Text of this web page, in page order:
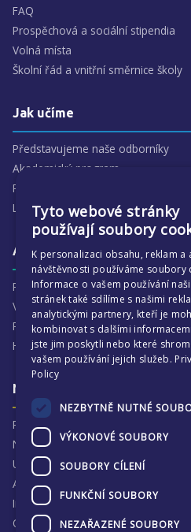
FAQ
Prospěchová a sociální stipendia
Volná místa
Školní řád a vnitřní směrnice školy
Jak učíme
Představujeme naše odborníky
Akademický program
Předmětové oblasti
Lidé
Aktivity
Proč je ECP tak zajímavé
Výchovná péče
Program :more
Harmonogram školního
Naše výsledky a příběhy
Proč jsme hrdí na ECP
Naše výsledky
Univerzitní destinace
Absolventi
Inspekční zprávy
Ochrana osobních údajů
Tyto webové stránky
používají soubory
K personalizaci obsahu, reklam a
návštěvnosti používáme soubory
Informace o vašem používání
stránek také sdílíme s našimi
analytickými partnery, kteří je
kombinovat s dalšími
jste jim poskytli nebo které
vašem používání jejich služeb.
Policy
NEZBYTNĚ NUTNÉ
VÝKONOVÉ SOUBORY
SOUBORY CÍLENÍ
FUNKČNÍ SOUBORY
NEZAŘAZENÉ SOUBORY